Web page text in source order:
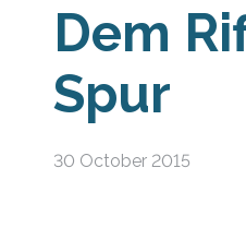
Dem
Spur
30 October 2015